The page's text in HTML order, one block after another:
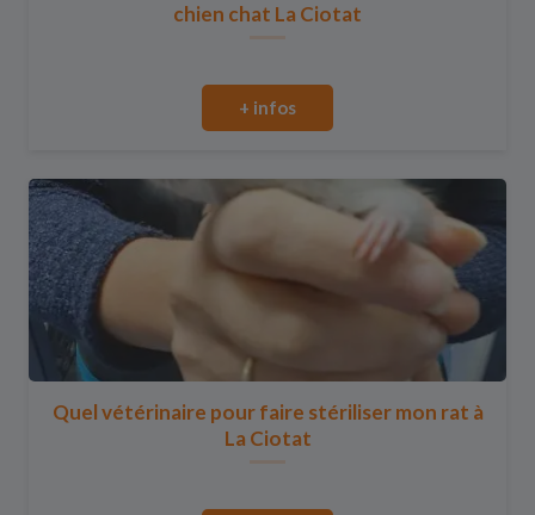
chien chat La Ciotat
+ infos
Quel vétérinaire pour faire stériliser mon rat à
La Ciotat